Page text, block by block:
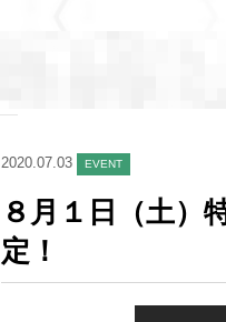
2020.07.03 EVENT
８月１日（土）
定！